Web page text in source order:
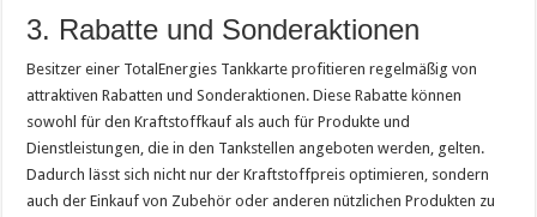
3. Rabatte und Sonderaktionen
Besitzer einer TotalEnergies Tankkarte profitieren regelmäßig von
attraktiven Rabatten und Sonderaktionen. Diese Rabatte können
sowohl für den Kraftstoffkauf als auch für Produkte und
Dienstleistungen, die in den Tankstellen angeboten werden, gelten.
Dadurch lässt sich nicht nur der Kraftstoffpreis optimieren, sondern
auch der Einkauf von Zubehör oder anderen nützlichen Produkten zu